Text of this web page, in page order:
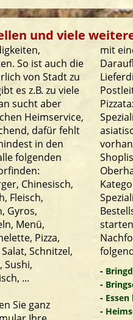
und viele
So ist auch die
von Stadt zu
es z.B. zu viele
sucht aber
Heimservice,
dafür fehlt
in den
folgenden
Chinesisch,
Fleisch,
Gyros,
Menü,
Pizza,
Schnitzel,
Sushi,
...
Sie ganz
mit
-
-
-
-